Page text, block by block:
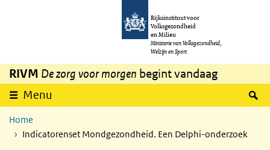
Overslaan en naar de inhoud gaan
Rijksinstituut voor
Volksgezondheid
en Milieu
Ministerie van Volksgezondheid,
Welzijn en Sport
RIVM De zorg voor morgen begint vandaag
Menu
Home
Indicatorenset Mondgezondheid. Een Delphi-onderzoek